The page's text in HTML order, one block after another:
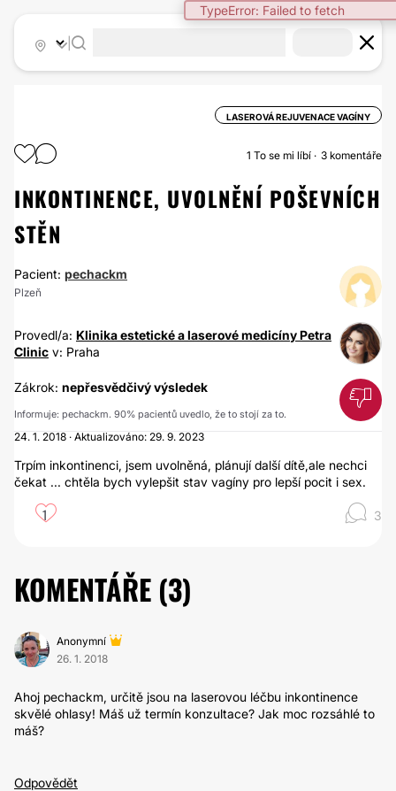
TypeError: Failed to fetch
LASEROVÁ REJUVENACE VAGÍNY
1 To se mi líbí 3 komentáře
INKONTINENCE, UVOLNĚNÍ POŠEVNÍCH
STĚN
Pacient: pechackm
Plzeň
Provedl/a: Klinika estetické a laserové medicíny Petra
Clinic v: Praha
Zákrok: nepřesvědčivý výsledek
Informuje: pechackm. 90% pacientů uvedlo, že to stojí za to.
24. 1. 2018 · Aktualizováno: 29. 9. 2023
Trpím inkontinenci, jsem uvolněná, plánují další dítě,ale nechci
čekat ... chtěla bych vylepšit stav vagíny pro lepší pocit i sex.
1 3
KOMENTÁŘE (3)
Anonymní
26. 1. 2018
Ahoj pechackm, určitě jsou na laserovou léčbu inkontinence
skvělé ohlasy! Máš už termín konzultace? Jak moc rozsáhlé to
máš?
Odpovědět